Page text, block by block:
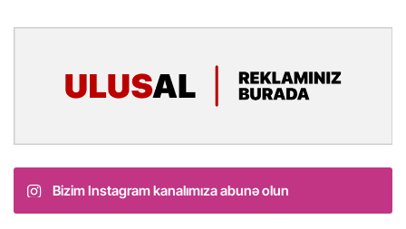
Bizim Instagram kanalımıza abunə olun